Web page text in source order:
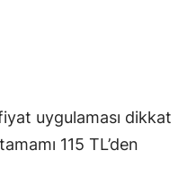
uygulaması dikkat
115 TL’den